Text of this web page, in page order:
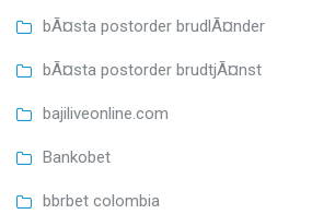
bÃ¤sta postorder brudlÃ¤nder
bÃ¤sta postorder brudtjÃ¤nst
bajiliveonline.com
Bankobet
bbrbet colombia